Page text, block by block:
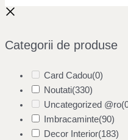
Categorii de produse
Card Cadou(0)
Noutati(330)
Uncategorized @ro
Imbracaminte(90)
Decor Interior(183)